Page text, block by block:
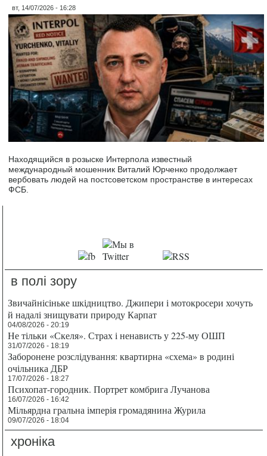
вт, 14/07/2026 - 16:28
Находящийся в розыске Интерпола известный
международный мошенник Виталий Юрченко продолжает
вербовать людей на постсоветском пространстве в интересах
ФСБ.
в полі зору
Звичайнісіньке шкідництво. Джипери і мотокросери хочуть
й надалі знищувати природу Карпат
04/08/2026 - 20:19
Не тільки «Скеля». Страх і ненависть у 225-му ОШП
31/07/2026 - 18:19
Заборонене розслідування: квартирна «схема» в родині
очільника ДБР
17/07/2026 - 18:27
Психопат-городник. Портрет комбрига Лучанова
16/07/2026 - 16:42
Мільярдна гральна імперія громадянина Журила
09/07/2026 - 18:04
хроніка